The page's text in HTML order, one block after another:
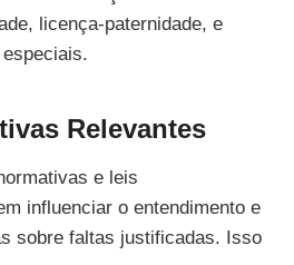
licença-paternidade, e
Relevantes
e leis
influenciar o entendimento e
sobre faltas justificadas. Isso